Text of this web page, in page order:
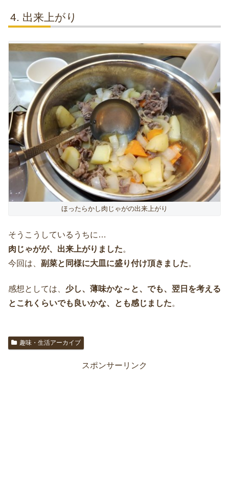
出来上がり
ほったらかし肉じゃがの出来上がり
そうこうしているうちに…
肉じゃがが、出来上がりました。
今回は、 副菜と同様に大皿に盛り付け頂きました。
感想としては、 少し、薄味かな～と、でも、翌日を考える
とこれくらいでも良いかな、とも感じました。
趣味・生活アーカイブ
スポンサーリンク